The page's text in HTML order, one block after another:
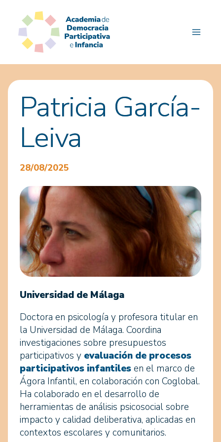
contenido
Patricia García-
Leiva
28/08/2025
Universidad de Málaga
Doctora en psicología y profesora titular en
la Universidad de Málaga. Coordina
investigaciones sobre presupuestos
participativos y evaluación de procesos
participativos infantilesen el marco de
Ágora Infantil, en colaboración con Coglobal.
Ha colaborado en el desarrollo de
herramientas de análisis psicosocial sobre
impacto y calidad deliberativa, aplicadas en
contextos escolares y comunitarios.